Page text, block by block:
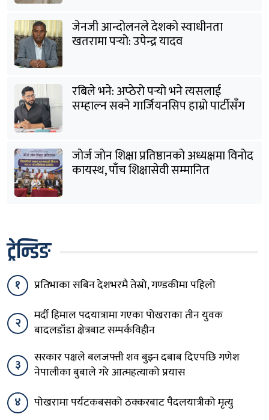
जेनजी आन्दोलनले देशको स्वाधीनता
खतरामा पर्‍यो: उपेन्द्र यादव
रबिले भने: अप्ठेरो पर्‍यो भने त्यसलाई
सम्हाल्न सक्ने गार्जियनसिप हाम्रो पार्टीसँग
जोर्ज जोन शिक्षा प्रतिष्ठानको अध्यक्षमा विनोद
कायस्थ, पाँच शिक्षासेवी सम्मानित
ट्रेन्डिङ
१ प्रतिभाका सबिन देशभरमै तेस्रो, गण्डकीमा पहिलो
२
मर्दी हिमाल पदयात्रामा गएका पोखराका तीन युवक
बादलडाँडा क्षेत्रबाट सम्पर्कविहीन
३
सरकार पक्षले बलजफ्ती शव बुझ्न दबाब दिएपछि गणेश
नेपालीका बुबाले गरे आत्महत्याको प्रयास
४
पोखरामा पर्यटकबसको ठक्करबाट पैदलयात्रीको मृत्यु